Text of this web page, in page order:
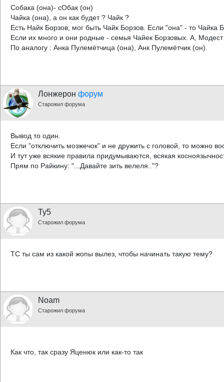
Собака (она)- сОбак (он)
Чайка (она), а он как будет ? Чайк ?
Есть Найк Борзов, мог быть Чайк Борзов. Если "она" - то Чайка
Если их много и они родные - семья Чайек Борзовых. А,
По аналогу : Анка Пулемётчица (она), Анк Пулемётчик (он).
Лонжерон форум
Старожил форума
Вывод то один.
Если "отключить мозжечок" и не дружить с головой, то можно
И тут уже всякие правила придумываются, всякая
Прям по Райкину: "...Давайте зить велеля.."?
Ty5
Старожил форума
ТС ты сам из какой жопы вылез, чтобы начинать такую тему?
Noam
Старожил форума
Как что, так сразу Яценюк или как-то так